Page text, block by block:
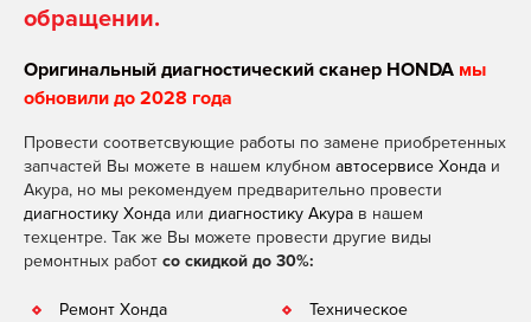
обращении.
Оригинальный диагностический сканер HONDA мы
обновили до 2028 года
Провести соответсвующие работы по замене приобретенных
запчастей Вы можете в нашем клубном автосервисе Хонда и
Акура, но мы рекомендуем предварительно провести
диагностику Хонда или диагностику Акура в нашем
техцентре. Так же Вы можете провести другие виды
ремонтных работ со скидкой до 30%:
Ремонт Хонда
Техническое